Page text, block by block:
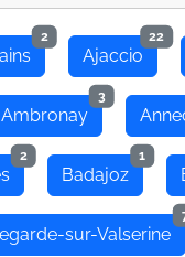
2
Ajaccio
22
Ambronay
3
2
Badajoz
1
sur-Valserine